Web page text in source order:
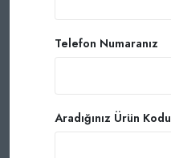
Telefon Numaranız
Aradığınız Ürün Kodu